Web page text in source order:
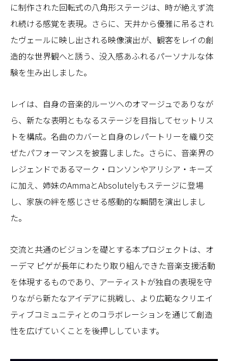
に制作された回転式の八角形ステージは、時が絶えず流
れ続ける感覚を表現。さらに、天井から優雅に吊るされ
たヴェールに映し出される映像演出が、観客をレイの創
造的な世界観へと誘う、没入感あふれるパーソナルな体
験を生み出しました。
レイは、自身の音楽的ルーツへのオマージュでありなが
ら、新たな表明ともなるステージを目指してセットリス
トを構成。名曲のカバーと自身のレパートリーを織り交
ぜたパフォーマンスを披露しました。さらに、音楽界の
レジェンドであるマーク・ロンソンやアリシア・キーズ
に加え、姉妹のAmmaとAbsolutelyもステージに登場
し、家族の絆を感じさせる感動的な瞬間を演出しまし
た。
交流と共通のビジョンを礎とする本プロジェクトは、オ
ーデマ ピゲが長年にわたり取り組んできた音楽支援活動
を体現するものであり、アーティストが独自の表現を守
りながら新たなアイデアに挑戦し、より広範なクリエイ
ティブコミュニティとのコラボレーションを通じて創造
性を広げていくことを後押ししています。